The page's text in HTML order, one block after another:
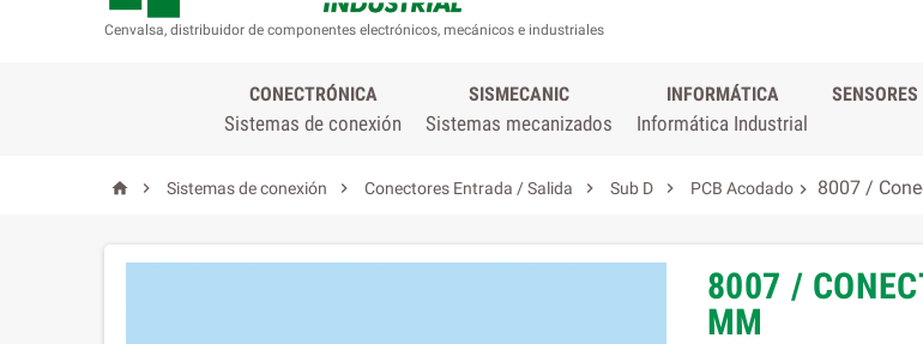
Cenvalsa, distribuidor de componentes electrónicos, mecánicos e industriales
CONECTRÓNICA
Sistemas de conexión
SISMECANIC
Sistemas mecanizados
INFORMÁTICA
Informática Industrial
SENSORES
  Sistemas de conexión  Conectores Entrada / Salida  Sub D  PCB Acodado  8007 /
8007 /
MM